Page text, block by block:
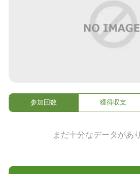
参加回数 獲得収支
まだ十分なデータがあ